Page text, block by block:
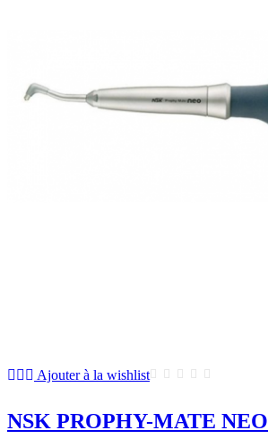
Ajouter à la wishlist
NSK PROPHY-MATE NEO